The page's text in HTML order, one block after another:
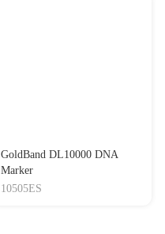
GoldBand DL10000 DNA
Marker
10505ES